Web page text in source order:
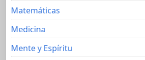
Matemáticas
Medicina
Mente y Espíritu